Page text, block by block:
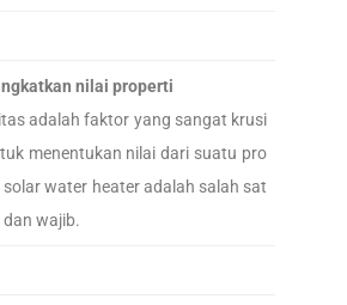
nilai properti
adalah faktor yang sangat krusi
menentukan nilai dari suatu pro
solar water heater adalah salah sat
dan wajib.